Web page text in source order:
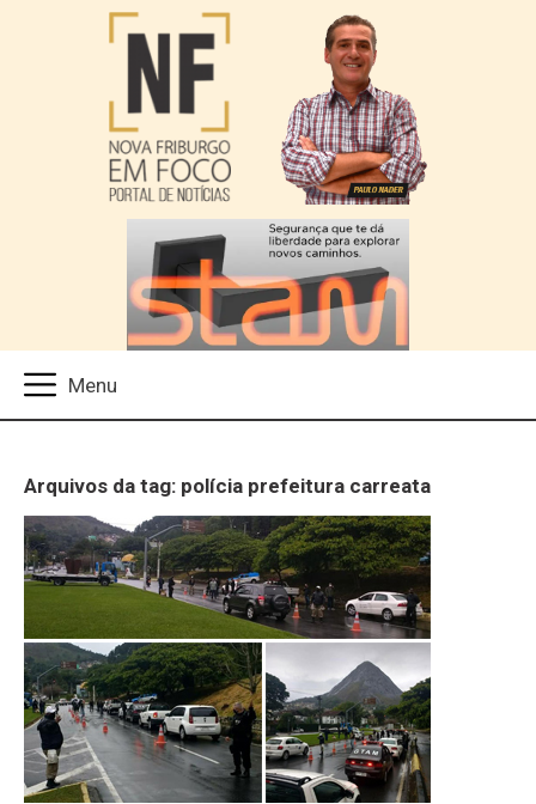
Arquivos da tag: polícia prefeitura carreata